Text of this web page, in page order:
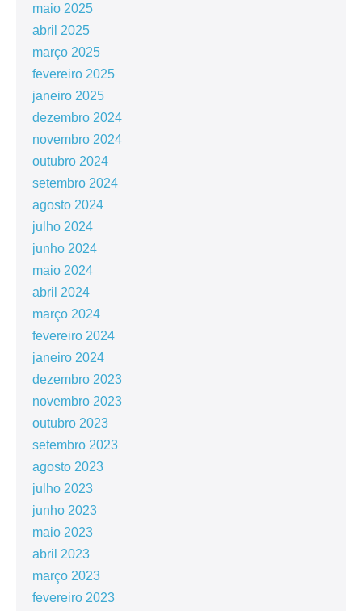
maio 2025
abril 2025
março 2025
fevereiro 2025
janeiro 2025
dezembro 2024
novembro 2024
outubro 2024
setembro 2024
agosto 2024
julho 2024
junho 2024
maio 2024
abril 2024
março 2024
fevereiro 2024
janeiro 2024
dezembro 2023
novembro 2023
outubro 2023
setembro 2023
agosto 2023
julho 2023
junho 2023
maio 2023
abril 2023
março 2023
fevereiro 2023